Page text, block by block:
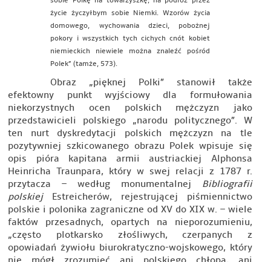
życie życzyłbym sobie Niemki. Wzorów życia
domowego, wychowania dzieci, pobożnej
pokory i wszystkich tych cichych cnót kobiet
niemieckich niewiele można znaleźć pośród
Polek” (tamże, 573).
Obraz „pięknej Polki” stanowił także
efektowny punkt wyjściowy dla formułowania
niekorzystnych ocen polskich mężczyzn jako
przedstawicieli polskiego „narodu politycznego”. W
ten nurt dyskredytacji polskich mężczyzn na tle
pozytywniej szkicowanego obrazu Polek wpisuje się
opis pióra kapitana armii austriackiej Alphonsa
Heinricha Traunpara, który w swej relacji z 1787 r.
przytacza – według monumentalnej Bibliografii
polskiejEstreicherów, rejestrującej piśmiennictwo
polskie i polonika zagraniczne od XV do XIX w. – wiele
faktów przesadnych, opartych na nieporozumieniu,
„często plotkarsko złośliwych, czerpanych z
opowiadań żywiołu biurokratyczno-wojskowego, który